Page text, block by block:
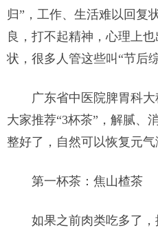
归”，工作、生活难以回复
良，打不起精神，心理上
状，很多人管这些叫“节后
广东省中医院脾胃科
大家推荐“3杯茶”，解腻、
整好了，自然可以恢复元气
第一杯茶：焦山楂茶
如果之前肉类吃多了